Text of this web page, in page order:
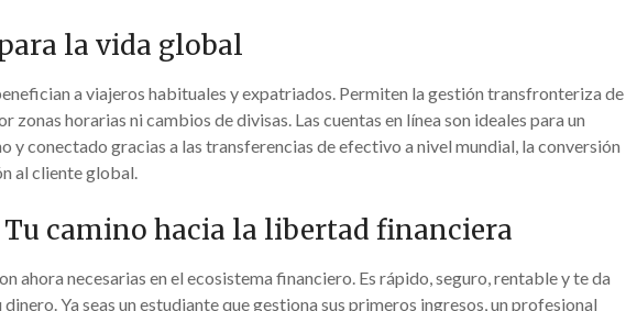
la vida global
a viajeros habituales y expatriados. Permiten la gestión transfronteriza de
zonas horarias ni cambios de divisas. Las cuentas en línea son ideales para un
y conectado gracias a las transferencias de efectivo a nivel mundial, la conversión
al cliente global.
camino hacia la libertad financiera
ahora necesarias en el ecosistema financiero. Es rápido, seguro, rentable y te da
Ya seas un estudiante que gestiona sus primeros ingresos, un profesional